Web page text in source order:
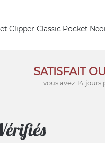
Clipper Classic Pocket
SATISFAIT
vous avez 14